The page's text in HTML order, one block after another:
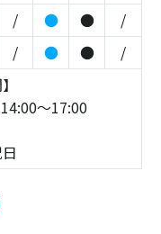
/ ● ●
/
/ ● ●
/
～17:00